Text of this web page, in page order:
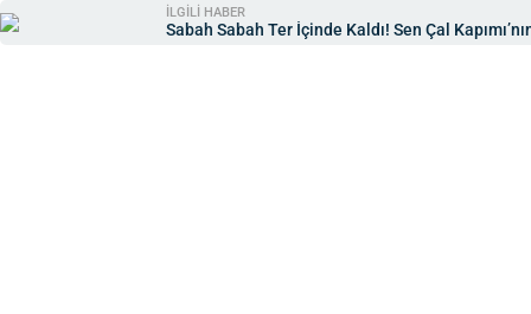
İLGİLİ HABER
Sabah Sabah Ter İçinde Kaldı! Sen Çal